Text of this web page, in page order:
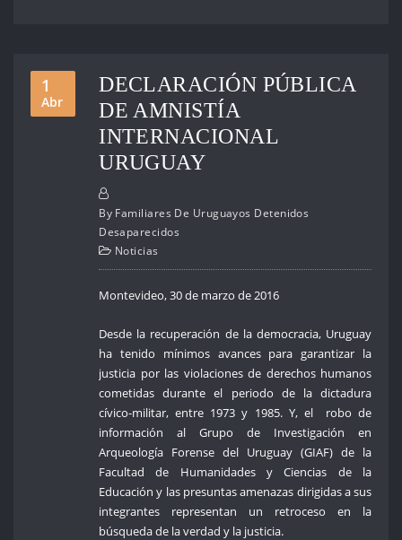
1
Abr
DECLARACIÓN PÚBLICA
DE AMNISTÍA
INTERNACIONAL
URUGUAY
By Familiares De Uruguayos Detenidos
Desaparecidos
Noticias
Montevideo, 30 de marzo de 2016
Desde la recuperación de la democracia, Uruguay
ha tenido mínimos avances para garantizar la
justicia por las violaciones de derechos humanos
cometidas durante el periodo de la dictadura
cívico-militar, entre 1973 y 1985. Y, el robo de
información al Grupo de Investigación en
Arqueología Forense del Uruguay (GIAF) de la
Facultad de Humanidades y Ciencias de la
Educación y las presuntas amenazas dirigidas a sus
integrantes representan un retroceso en la
búsqueda de la verdad y la justicia.